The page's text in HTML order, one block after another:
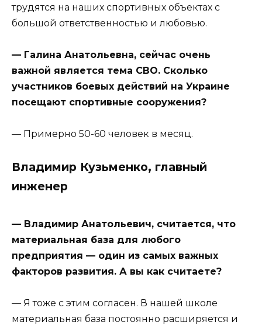
трудятся на наших спортивных объектах с
большой ответственностью и любовью.
— Галина Анатольевна, сейчас очень
важной является тема СВО. Сколько
участников боевых действий на Украине
посещают спортивные сооружения?
— Примерно 50-60 человек в месяц.
Владимир Кузьменко, главный
инженер
— Владимир Анатольевич, считается, что
материальная база для любого
предприятия — один из самых важных
факторов развития. А вы как считаете?
— Я тоже с этим согласен. В нашей школе
материальная база постоянно расширяется и